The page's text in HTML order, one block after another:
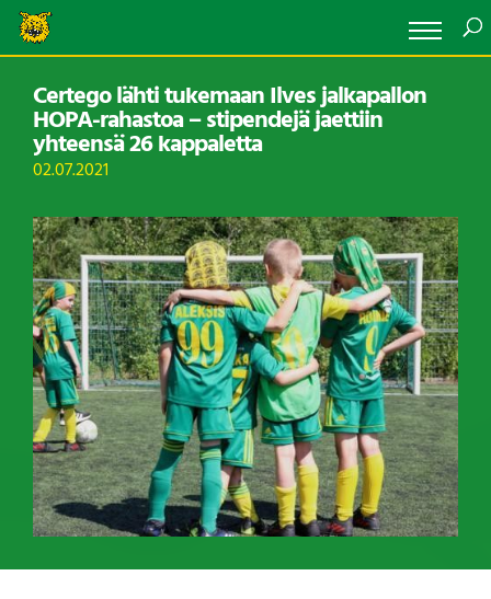
Certego lähti tukemaan Ilves jalkapallon
HOPA-rahastoa – stipendejä jaettiin
yhteensä 26 kappaletta
02.07.2021